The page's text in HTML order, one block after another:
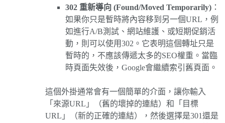
302 重新導向 (Found/Moved Temporarily) ：
如果你只是暫時將內容移到另一個URL，例
如進行A/B測試、網站維護、或短期促銷活
動，則可以使用302。它表明這個轉址只是
暫時的，不應該傳遞太多的SEO權重。當臨
時頁面失效後，Google會繼續索引舊頁面。
這個外掛通常會有一個簡單的介面，讓你輸入
「來源URL」（舊的壞掉的連結）和「目標
URL」（新的正確的連結），然後選擇是301還是